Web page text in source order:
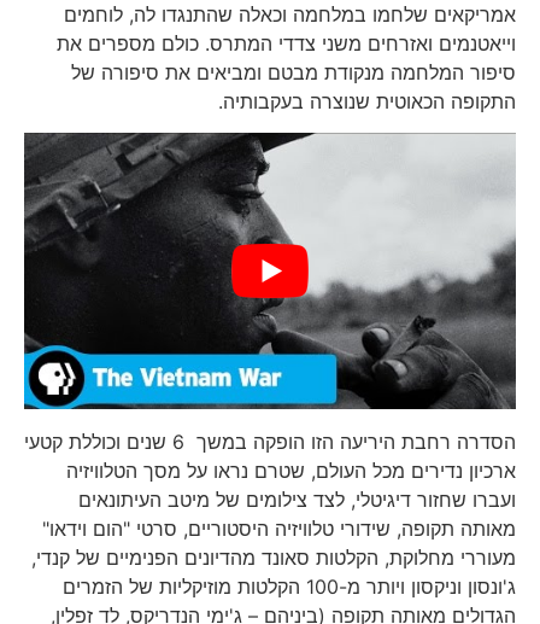
אמריקאים שלחמו במלחמה וכאלה שהתנגדו לה, לוחמים
וייאטנמים ואזרחים משני צדדי המתרס. כולם מספרים את
סיפור המלחמה מנקודת מבטם ומביאים את סיפורה של
התקופה הכאוטית שנוצרה בעקבותיה.
הסדרה רחבת היריעה הזו הופקה במשך 6 שנים וכוללת קטעי
ארכיון נדירים מכל העולם, שטרם נראו על מסך הטלוויזיה
ועברו שחזור דיגיטלי, לצד צילומים של מיטב העיתונאים
מאותה תקופה, שידורי טלוויזיה היסטוריים, סרטי "הום וידאו"
מעוררי מחלוקת, הקלטות סאונד מהדיונים הפנימיים של קנדי,
ג'ונסון וניקסון ויותר מ-100 הקלטות מוזיקליות של הזמרים
הגדולים מאותה תקופה (ביניהם – ג'ימי הנדריקס, לד זפלין,